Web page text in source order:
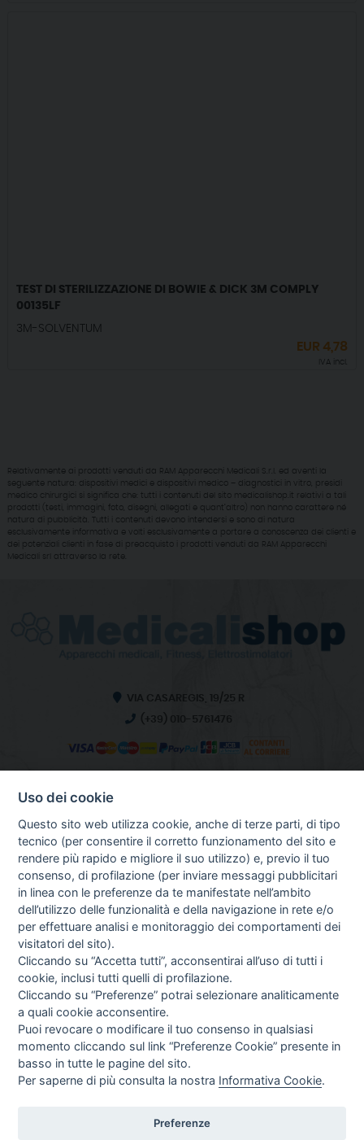
TEST DI STERILIZZAZIONE DI BOWIE & DICK 3M COMPLY
00135LF
3M-SOLVENTUM
EUR 4,78
IVA incl.
Relativamente ai prodotti venduti da RAM Apparecchi Medicali S.r.l. ed aventi la
seguente natura: dispositivi medici e dispositivi medico – diagnostici in vitro, presidi
medico chirurgici si significa che: tutti i contenuti del sito medicalishop.it relativi a tali
prodotti (testi, immagini, foto, disegni, allegati e quant’altro) non hanno carattere né
natura di pubblicità. Tutti i contenuti devono intendersi e sono di natura
esclusivamente informativa e volti esclusivamente a portare a conoscenza dei clienti e
dei potenziali clienti in fase di preacquisto i prodotti venduti da RAM Apparecchi
Medicali srl attraverso la rete.
VIA CASAREGIS, 19/25 R
(+39) 010-5761476
HOME
CHI SIAMO
NOTIZIE
CONTATTI
GUIDA AGLI ACQUISTI
PROCEDURA DI ACQUISTO
PAGAMENTI
DIRITTO DI RECESSO
SPEDIZIONI E COSTI
GESTIONE RESI
NEWSLETTER
Consulta la nostra Privacy Policy
Uso dei cookie
Questo sito web utilizza cookie, anche di terze parti, di tipo
tecnico (per consentire il corretto funzionamento del sito e
rendere più rapido e migliore il suo utilizzo) e, previo il tuo
consenso, di profilazione (per inviare messaggi pubblicitari
in linea con le preferenze da te manifestate nell’ambito
dell’utilizzo delle funzionalità e della navigazione in rete e/o
per effettuare analisi e monitoraggio dei comportamenti dei
visitatori del sito).
Cliccando su “Accetta tutti”, acconsentirai all’uso di tutti i
cookie, inclusi tutti quelli di profilazione.
Cliccando su “Preferenze” potrai selezionare analiticamente
a quali cookie acconsentire.
Puoi revocare o modificare il tuo consenso in qualsiasi
momento cliccando sul link “Preferenze Cookie” presente in
basso in tutte le pagine del sito.
Per saperne di più consulta la nostra Informativa Cookie.
Preferenze